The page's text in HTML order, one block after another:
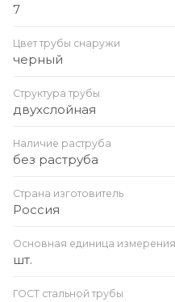
7
Цвет трубы снаружи
черный
Структура трубы
двухслойная
Наличие раструба
без раструба
Страна изготовитель
Россия
Основная единица измерения
шт.
ГОСТ стальной трубы